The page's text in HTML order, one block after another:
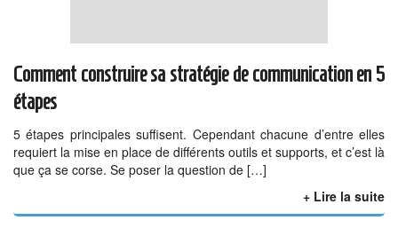
Comment construire sa stratégie de communication en 5
étapes
5 étapes principales suffisent. Cependant chacune d’entre elles
requiert la mise en place de différents outils et supports, et c’est là
que ça se corse. Se poser la question de […]
+ Lire la suite